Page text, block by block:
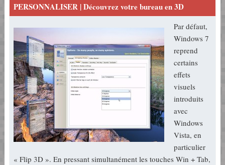
PERSONNALISER | Découvrez votre bureau en 3D
Par défaut,
Windows 7
reprend
certains
effets
visuels
introduits
avec
Windows
Vista, en
particulier
« Flip 3D ». En pressant simultanément les touches Win + Tab,